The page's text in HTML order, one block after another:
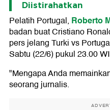
Diistirahatkan
Pelatih Portugal, Roberto
badan buat Cristiano
pers jelang Turki vs
Sabtu (22/6) pukul 23.00
"Mengapa Anda
seorang jurnalis.